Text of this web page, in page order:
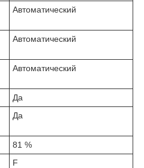
Автоматический
Автоматический
Автоматический
Да
Да
81 %
F